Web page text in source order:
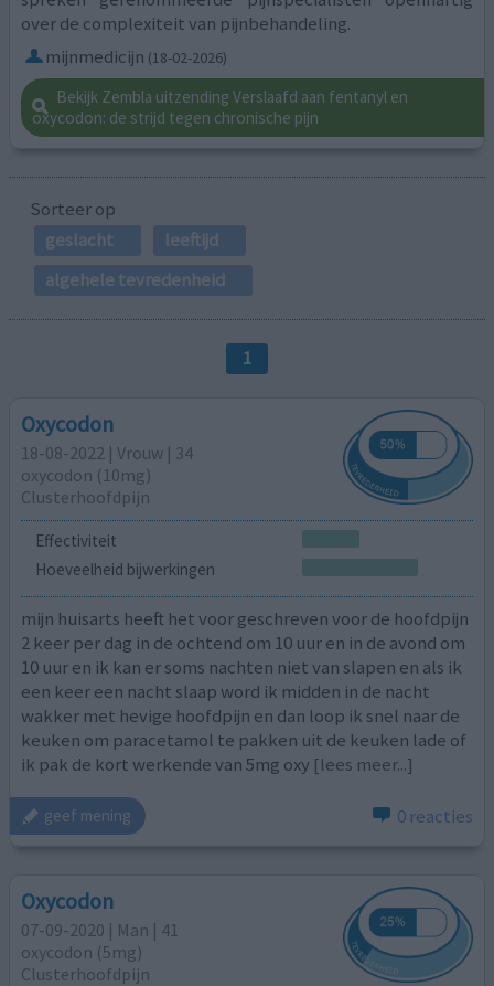
over de complexiteit van pijnbehandeling.
mijnmedicijn (18-02-2026)
Bekijk Zembla uitzending Verslaafd aan fentanyl en
oxycodon: de strijd tegen chronische pijn
Sorteer op
geslacht
leeftijd
algehele tevredenheid
1
Oxycodon
18-08-2022 | Vrouw | 34
oxycodon (10mg)
Clusterhoofdpijn
Effectiviteit
Hoeveelheid bijwerkingen
mijn huisarts heeft het voor geschreven voor de hoofdpijn
2 keer per dag in de ochtend om 10 uur en in de avond om
10 uur en ik kan er soms nachten niet van slapen en als ik
een keer een nacht slaap word ik midden in de nacht
wakker met hevige hoofdpijn en dan loop ik snel naar de
keuken om paracetamol te pakken uit de keuken lade of
ik pak de kort werkende van 5mg oxy [lees meer...]
geef mening 0 reacties
Oxycodon
07-09-2020 | Man | 41
oxycodon (5mg)
Clusterhoofdpijn